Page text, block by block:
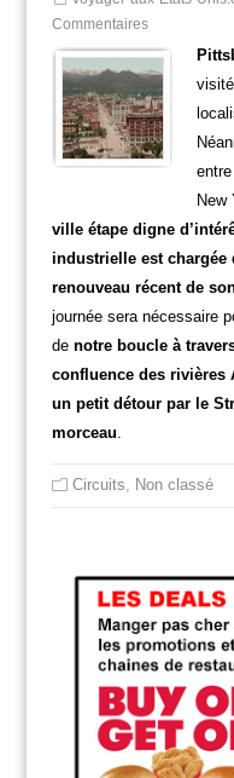
Commentaires
New
ville étape digne
industrielle est chargée
renouveau récent de
journée sera nécessaire
de notre boucle à
confluence des rivières
un petit détour par le
morceau
Circuits Non classé